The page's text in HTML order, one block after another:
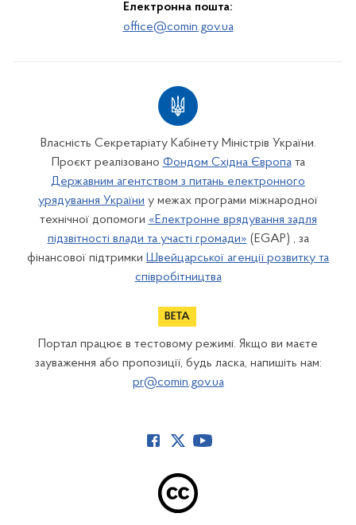
Електронна пошта:
office@comin.gov.ua
Власність Секретаріату Кабінету Міністрів України.
Проєкт реалізовано Фондом Східна Європата
Державним агентством з питань електронного
урядування України у межах програми міжнародної
технічної допомоги «Електронне врядування задля
підзвітності влади та участі громади» (EGAP) , за
фінансової підтримки Швейцарської агенції розвитку та
співробітництва
Портал працює в тестовому режимі. Якщо ви маєте
зауваження або пропозиції, будь ласка, напишіть нам:
pr@comin.gov.ua